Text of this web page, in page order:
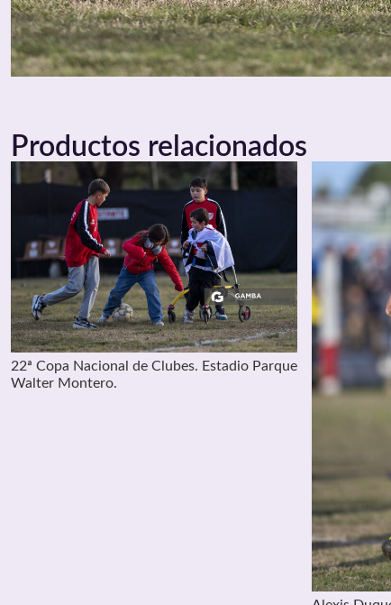
Productos relacionados
22ª Copa Nacional de Clubes. Estadio Parque
Walter Montero.